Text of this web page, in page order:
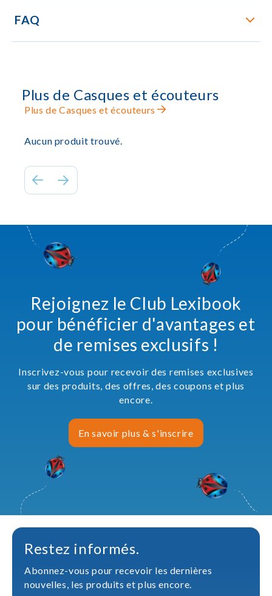
FAQ
Plus de Casques et écouteurs
Plus de Casques et écouteurs
Aucun produit trouvé.
Rejoignez le Club Lexibook
pour bénéficier d'avantages et
de remises exclusifs !
Inscrivez-vous pour recevoir des remises exclusives
sur des produits, des offres, des coupons et plus
encore.
En savoir plus & s'inscrire
Restez informés.
Abonnez-vous pour recevoir les dernières
nouvelles, les produits et plus encore.